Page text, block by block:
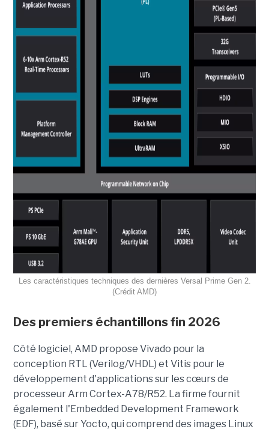
Les caractéristiques techniques des dernières Versal Prime Gen 2.
(Crédit AMD)
Des premiers échantillons fin 2026
Côté logiciel, AMD propose Vivado pour la
conception RTL (Verilog/VHDL) et Vitis pour le
développement d'applications sur les cœurs de
processeur Arm Cortex-A78/R52. La firme fournit
également l'Embedded Development Framework
(EDF), basé sur Yocto, qui comprend des images Linux